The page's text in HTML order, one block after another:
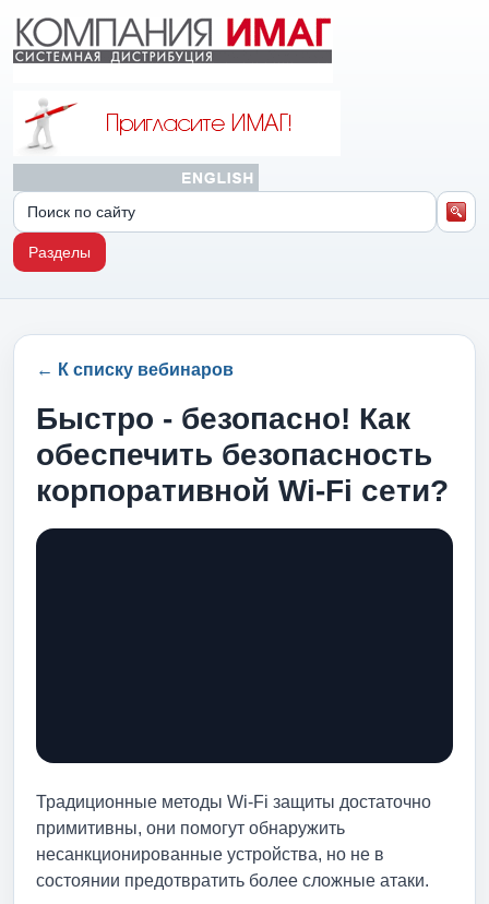
Разделы
← К списку вебинаров
Быстро - безопасно! Как
обеспечить безопасность
корпоративной Wi-Fi сети?
Традиционные методы Wi-Fi защиты достаточно
примитивны, они помогут обнаружить
несанкционированные устройства, но не в
состоянии предотвратить более сложные атаки.